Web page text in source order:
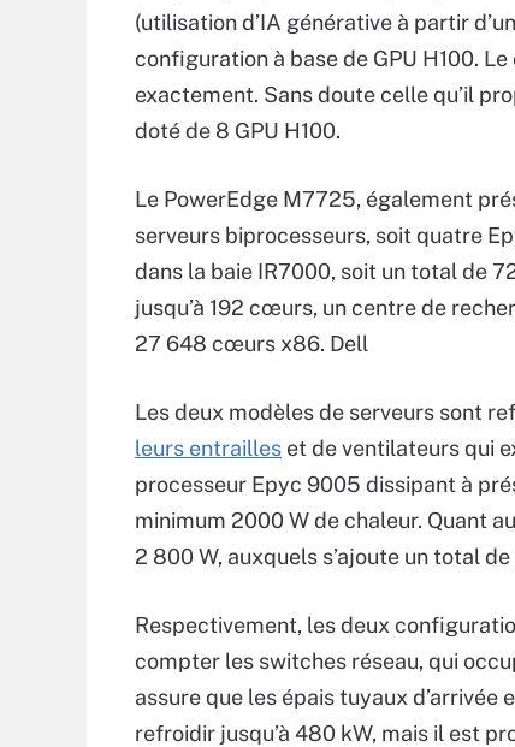
(utilisation d’IA générative à partir
configuration à base de GPU H100.
exactement. Sans doute celle qu’il
doté de 8 GPU H100.
Le PowerEdge M7725, également
serveurs biprocesseurs, soit quatre
dans la baie IR7000, soit un total de
jusqu’à 192 cœurs, un centre de
27 648 cœurs x86. Dell
Les deux modèles de serveurs sont
leurs entrailles et de ventilateurs qui
processeur Epyc 9005 dissipant à
minimum 2000 W de chaleur. Quant
2 800 W, auxquels s’ajoute un total
Respectivement, les deux
compter les switches réseau, qui
assure que les épais tuyaux d’arrivée
refroidir jusqu’à 480 kW, mais il est